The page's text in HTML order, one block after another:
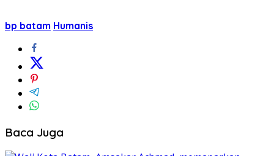
bp batam Humanis
Baca Juga